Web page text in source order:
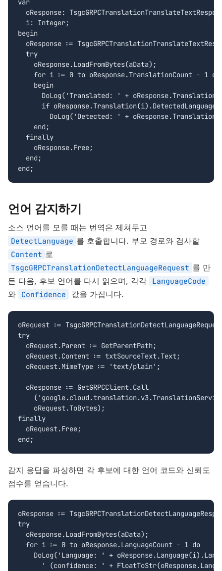
oResponse:
  i: Integer;
begin
oResponse :=
  try
    oResponse.LoadFromBytes(aData);
    for i := 0 to oResponse.TranslationCount - 1 do
    begin
DoLog('Translated: ' +
if
DoLog('Detected: ' +
    end;
  finally
    oResponse.Free;
  end;
end;
언어 감지하기
소스 언어를 모를 때는 번역은 제쳐두고
DetectLanguage 를 호출합니다. 부모 경로와 검사할
Content 로
TsgcGRPCTranslationDetectLanguageRequest 를 만
든 다음, 후보 언어를 다시 읽으며, 각각
LanguageCode
와 Confidence 값을 가집니다.
oRequest :=
try
  oRequest.Parent := GetParentPath;
  oRequest.Content := txtSourceText.Text;
  oRequest.MimeType := 'text/plain';
  oResponse := GetGRPCClient.Call
    oRequest.ToBytes);
finally
  oRequest.Free;
end;
감지 응답을 파싱하면 각 후보에 대한 언어 코드와 신뢰도
점수를 얻습니다.
oResponse :=
try
  oResponse.LoadFromBytes(aData);
  for i := 0 to oResponse.LanguageCount - 1 do
DoLog('Language: ' +
' (confidence: ' +